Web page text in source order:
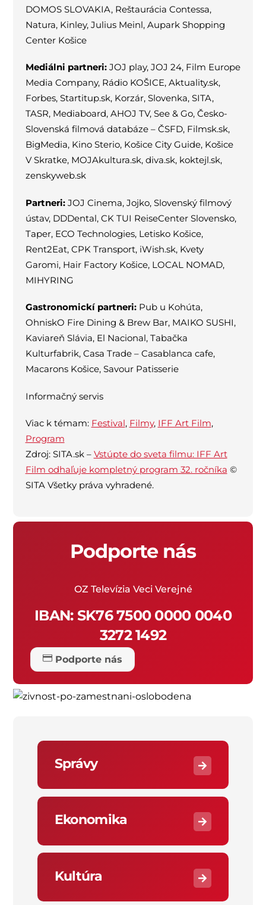
DOMOS SLOVAKIA, Reštaurácia Contessa,
Natura, Kinley, Julius Meinl, Aupark Shopping
Center Košice
Mediálni partneri:JOJ play, JOJ 24, Film Europe
Media Company, Rádio KOŠICE, Aktuality.sk,
Forbes, Startitup.sk, Korzár, Slovenka, SITA,
TASR, Mediaboard, AHOJ TV, See & Go, Česko-
Slovenská filmová databáze – ČSFD, Filmsk.sk,
BigMedia, Kino Sterio, Košice City Guide, Košice
V Skratke, MOJAkultura.sk, diva.sk, koktejl.sk,
zenskyweb.sk
Partneri:JOJ Cinema, Jojko, Slovenský filmový
ústav, DDDental, CK TUI ReiseCenter Slovensko,
Taper, ECO Technologies, Letisko Košice,
Rent2Eat, CPK Transport, iWish.sk, Kvety
Garomi, Hair Factory Košice, LOCAL NOMAD,
MIHYRING
Gastronomickí partneri:Pub u Kohúta,
OhniskO Fire Dining & Brew Bar, MAIKO SUSHI,
Kaviareň Slávia, El Nacional, Tabačka
Kulturfabrik, Casa Trade – Casablanca cafe,
Macarons Košice, Savour Patisserie
Informačný servis
Viac k témam: Festival, Filmy, IFF Art Film,
Program
Zdroj: SITA.sk – Vstúpte do sveta filmu: IFF Art
Film odhaľuje kompletný program 32. ročníka ©
SITA Všetky práva vyhradené.
Podporte nás
OZ Televízia Veci Verejné
IBAN: SK76 7500 0000 0040
3272 1492
Podporte nás
Správy
Ekonomika
Kultúra